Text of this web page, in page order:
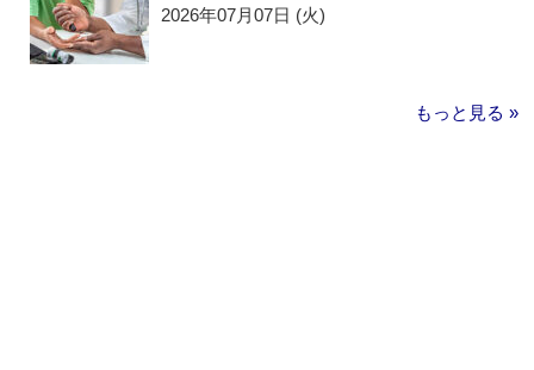
2026年07月07日 (火)
もっと見る »